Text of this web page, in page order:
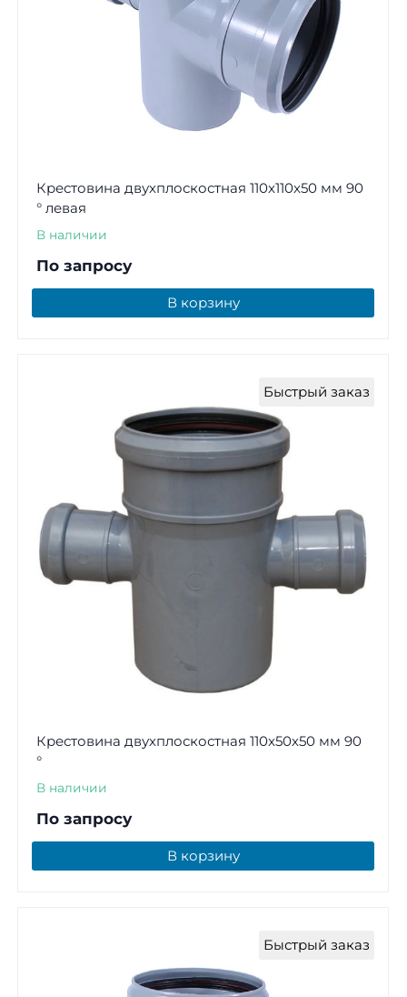
Крестовина двухплоскостная 110x110x50 мм 90
° левая
В наличии
По запросу
В корзину
Быстрый заказ
Крестовина двухплоскостная 110x50х50 мм 90
°
В наличии
По запросу
В корзину
Быстрый заказ